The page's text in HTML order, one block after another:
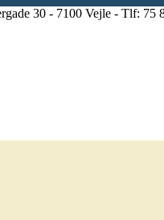
30 - 7100 Vejle - Tlf: 75